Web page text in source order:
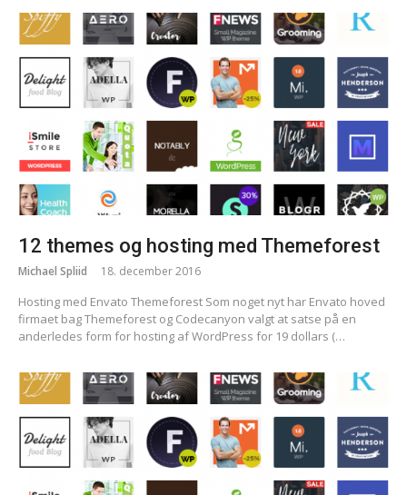
12 themes og hosting med Themeforest
Michael Spliid 18. december 2016
Hosting med Envato Themeforest Som noget nyt har Envato hoved
firmaet bag Themeforest og Codecanyon valgt at satse på en
anderledes form for hosting af WordPress for 19 dollars (…